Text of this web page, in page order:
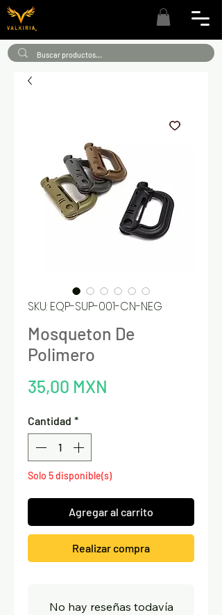
SKU: EQP-SUP-001-CN-NEG
Mosqueton De
Polimero
35,00 MXN
Cantidad *
Solo 5 disponible(s)
Agregar al carrito
Realizar compra
No hay reseñas todavía